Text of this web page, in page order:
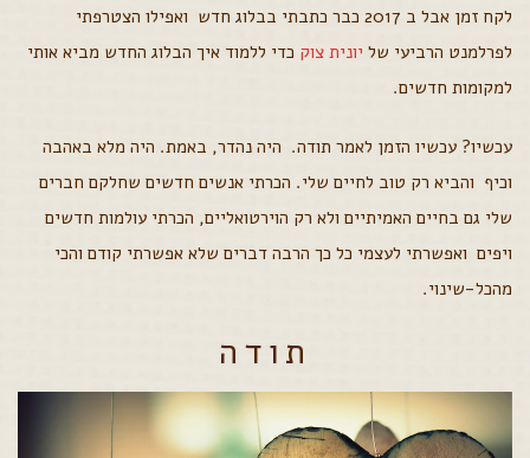
לקח זמן אבל ב 2017 כבר כתבתי בבלוג חדש ואפילו הצטרפתי
לפרלמנט הרביעי של יונית צוק כדי ללמוד איך הבלוג החדש מביא אותי
למקומות חדשים.
עכשיו? עכשיו הזמן לאמר תודה. היה נהדר, באמת. היה מלא באהבה
וכיף והביא רק טוב לחיים שלי. הכרתי אנשים חדשים שחלקם חברים
שלי גם בחיים האמיתיים ולא רק הוירטואליים, הכרתי עולמות חדשים
ויפים ואפשרתי לעצמי כל כך הרבה דברים שלא אפשרתי קודם והכי
מהכל-שינוי.
תודה